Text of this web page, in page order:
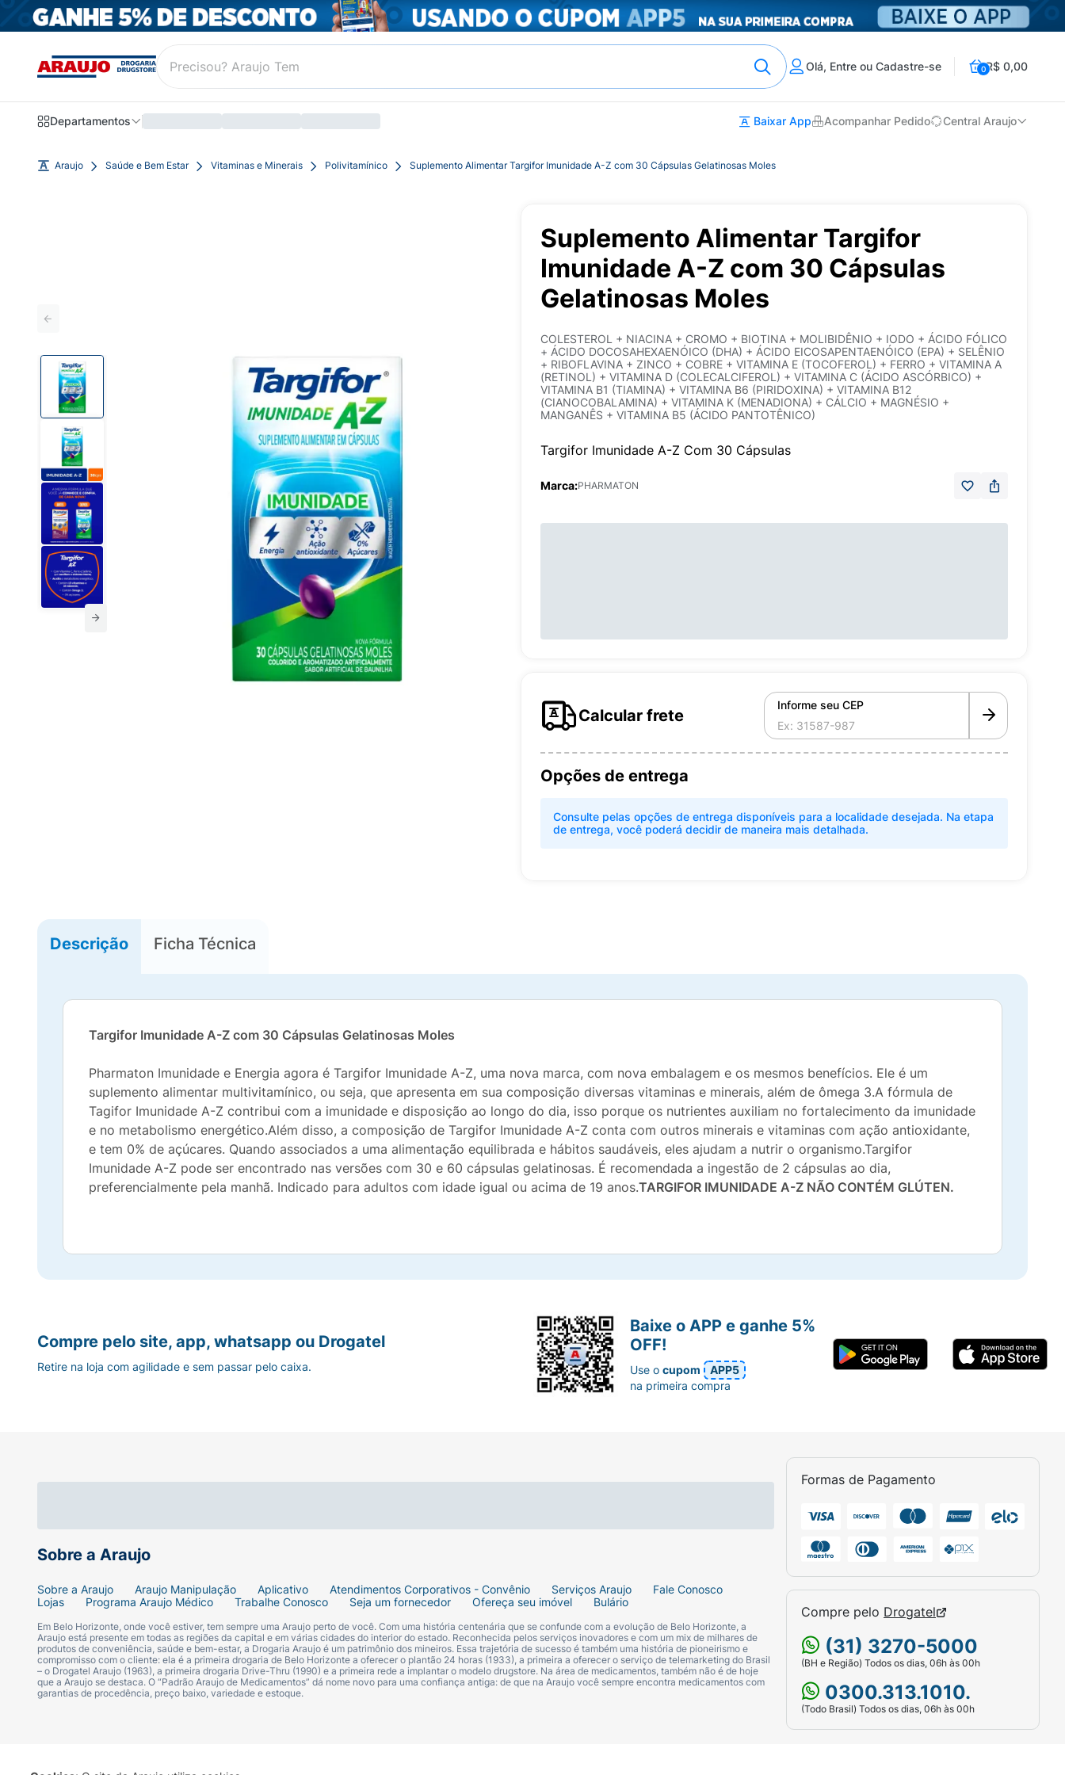
Olá, Entre ou Cadastre-se 0R$ 0,00
Departamentos Baixar App Acompanhar Pedido Central Araujo
Araujo Saúde e Bem Estar Vitaminas e Minerais Polivitamínico Suplemento Alimentar Targifor Imunidade A-Z com 30 Cápsulas Gelatinosas Moles
Suplemento Alimentar Targifor
Imunidade A-Z com 30 Cápsulas
Gelatinosas Moles
COLESTEROL + NIACINA + CROMO + BIOTINA + MOLIBIDÊNIO + IODO + ÁCIDO FÓLICO
+ ÁCIDO DOCOSAHEXAENÓICO (DHA) + ÁCIDO EICOSAPENTAENÓICO (EPA) + SELÊNIO
+ RIBOFLAVINA + ZINCO + COBRE + VITAMINA E (TOCOFEROL) + FERRO + VITAMINA A
(RETINOL) + VITAMINA D (COLECALCIFEROL) + VITAMINA C (ÁCIDO ASCÓRBICO) +
VITAMINA B1 (TIAMINA) + VITAMINA B6 (PIRIDOXINA) + VITAMINA B12
(CIANOCOBALAMINA) + VITAMINA K (MENADIONA) + CÁLCIO + MAGNÉSIO +
MANGANÊS + VITAMINA B5 (ÁCIDO PANTOTÊNICO)
Targifor Imunidade A-Z Com 30 Cápsulas
Marca:PHARMATON
Calcular frete
Informe seu CEP
Opções de entrega
Consulte pelas opções de entrega disponíveis para a localidade desejada. Na etapa
de entrega, você poderá decidir de maneira mais detalhada.
Descrição Ficha Técnica
Targifor Imunidade A-Z com 30 Cápsulas Gelatinosas Moles
Pharmaton Imunidade e Energia agora é Targifor Imunidade A-Z, uma nova marca, com nova embalagem e os mesmos benefícios. Ele é um
suplemento alimentar multivitamínico, ou seja, que apresenta em sua composição diversas vitaminas e minerais, além de ômega 3.A fórmula de
Tagifor Imunidade A-Z contribui com a imunidade e disposição ao longo do dia, isso porque os nutrientes auxiliam no fortalecimento da imunidade
e no metabolismo energético.Além disso, a composição de Targifor Imunidade A-Z conta com outros minerais e vitaminas com ação antioxidante,
e tem 0% de açúcares. Quando associados a uma alimentação equilibrada e hábitos saudáveis, eles ajudam a nutrir o organismo.Targifor
Imunidade A-Z pode ser encontrado nas versões com 30 e 60 cápsulas gelatinosas. É recomendada a ingestão de 2 cápsulas ao dia,
preferencialmente pela manhã. Indicado para adultos com idade igual ou acima de 19 anos.TARGIFOR IMUNIDADE A-Z NÃO CONTÉM GLÚTEN.
Sobre a Araujo
Sobre a Araujo Araujo Manipulação Aplicativo Atendimentos Corporativos - Convênio Serviços Araujo
Fale Conosco
Lojas
Programa Araujo Médico Trabalhe Conosco Seja um fornecedor Ofereça seu imóvel Bulário
Em Belo Horizonte, onde você estiver, tem sempre uma Araujo perto de você. Com uma história centenária que se confunde com a evolução de Belo Horizonte, a
Araujo está presente em todas as regiões da capital e em várias cidades do interior do estado. Reconhecida pelos serviços inovadores e com um mix de milhares de
produtos de conveniência, saúde e bem-estar, a Drogaria Araujo é um patrimônio dos mineiros. Essa trajetória de sucesso é também uma história de pioneirismo e
compromisso com o cliente: ela é a primeira drogaria de Belo Horizonte a oferecer o plantão 24 horas (1933), a primeira a oferecer o serviço de telemarketing do Brasil
– o Drogatel Araujo (1963), a primeira drogaria Drive-Thru (1990) e a primeira rede a implantar o modelo drugstore. Na área de medicamentos, também não é de hoje
que a Araujo se destaca. O “Padrão Araujo de Medicamentos” dá nome novo para uma confiança antiga: de que na Araujo você sempre encontra medicamentos com
garantias de procedência, preço baixo, variedade e estoque.
Formas de Pagamento
Compre pelo Drogatel
(31) 3270-5000
(BH e Região) Todos os dias, 06h às 00h
0300.313.1010.
(Todo Brasil) Todos os dias, 06h às 00h
Compre pelo site, app, whatsapp ou Drogatel
Retire na loja com agilidade e sem passar pelo caixa.
Baixe o APP e ganhe 5%
OFF!
Use ocupom
APP5
na primeira compra